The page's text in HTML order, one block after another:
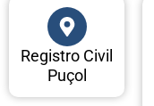
Registro Civil
Puçol